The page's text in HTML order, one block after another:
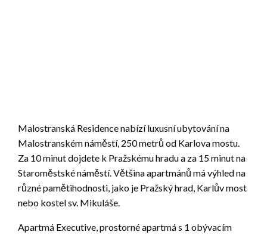
Malostranská Residence nabízí luxusní ubytování na
Malostranském náměstí, 250 metrů od Karlova mostu.
Za 10 minut dojdete k Pražskému hradu a za 15 minut na
Staroměstské náměstí. Většina apartmánů má výhled na
různé pamětihodnosti, jako je Pražský hrad, Karlův most
nebo kostel sv. Mikuláše.
Apartmá Executive, prostorné apartmá s 1 obývacím